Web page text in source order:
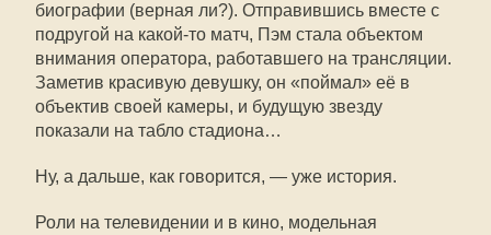
биографии (верная ли?). Отправившись вместе с
подругой на какой-то матч, Пэм стала объектом
внимания оператора, работавшего на трансляции.
Заметив красивую девушку, он «поймал» её в
объектив своей камеры, и будущую звезду
показали на табло стадиона…
Ну, а дальше, как говорится, — уже история.
Роли на телевидении и в кино, модельная